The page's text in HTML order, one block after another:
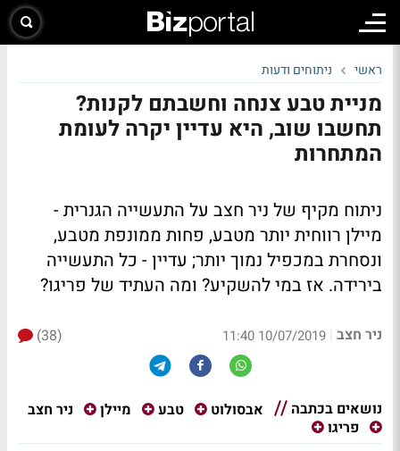
ראשי ניתוחים ודעות
מניית טבע צנחה וחשבתם לקנות?
תחשבו שוב, היא עדיין יקרה לעומת
המתחרות
ניתוח מקיף של ניר חצב על התעשייה הגנרית -
מיילן רווחית יותר מטבע, פחות ממונפת מטבע,
ונסחרת במכפיל נמוך יותר; עדיין - כל התעשייה
בירידה. אז במי להשקיע? ומה העתיד של פריגו?
ניר חצב |
10/07/2019 11:40
(38)
נושאים בכתבה אבסולוט טבע מיילן
ניר חצב
פריגו